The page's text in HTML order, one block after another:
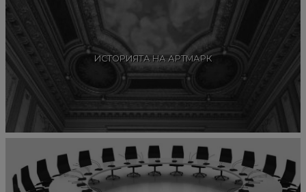
ИСТОРИЯТА НА АРТМАРК